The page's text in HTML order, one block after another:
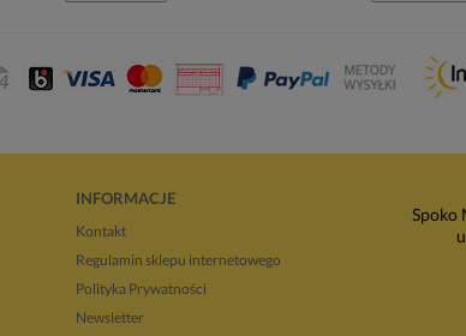
INFORMACJE
Kontakt
Regulamin sklepu internetowego
Polityka Prywatności
Newsletter
Spoko